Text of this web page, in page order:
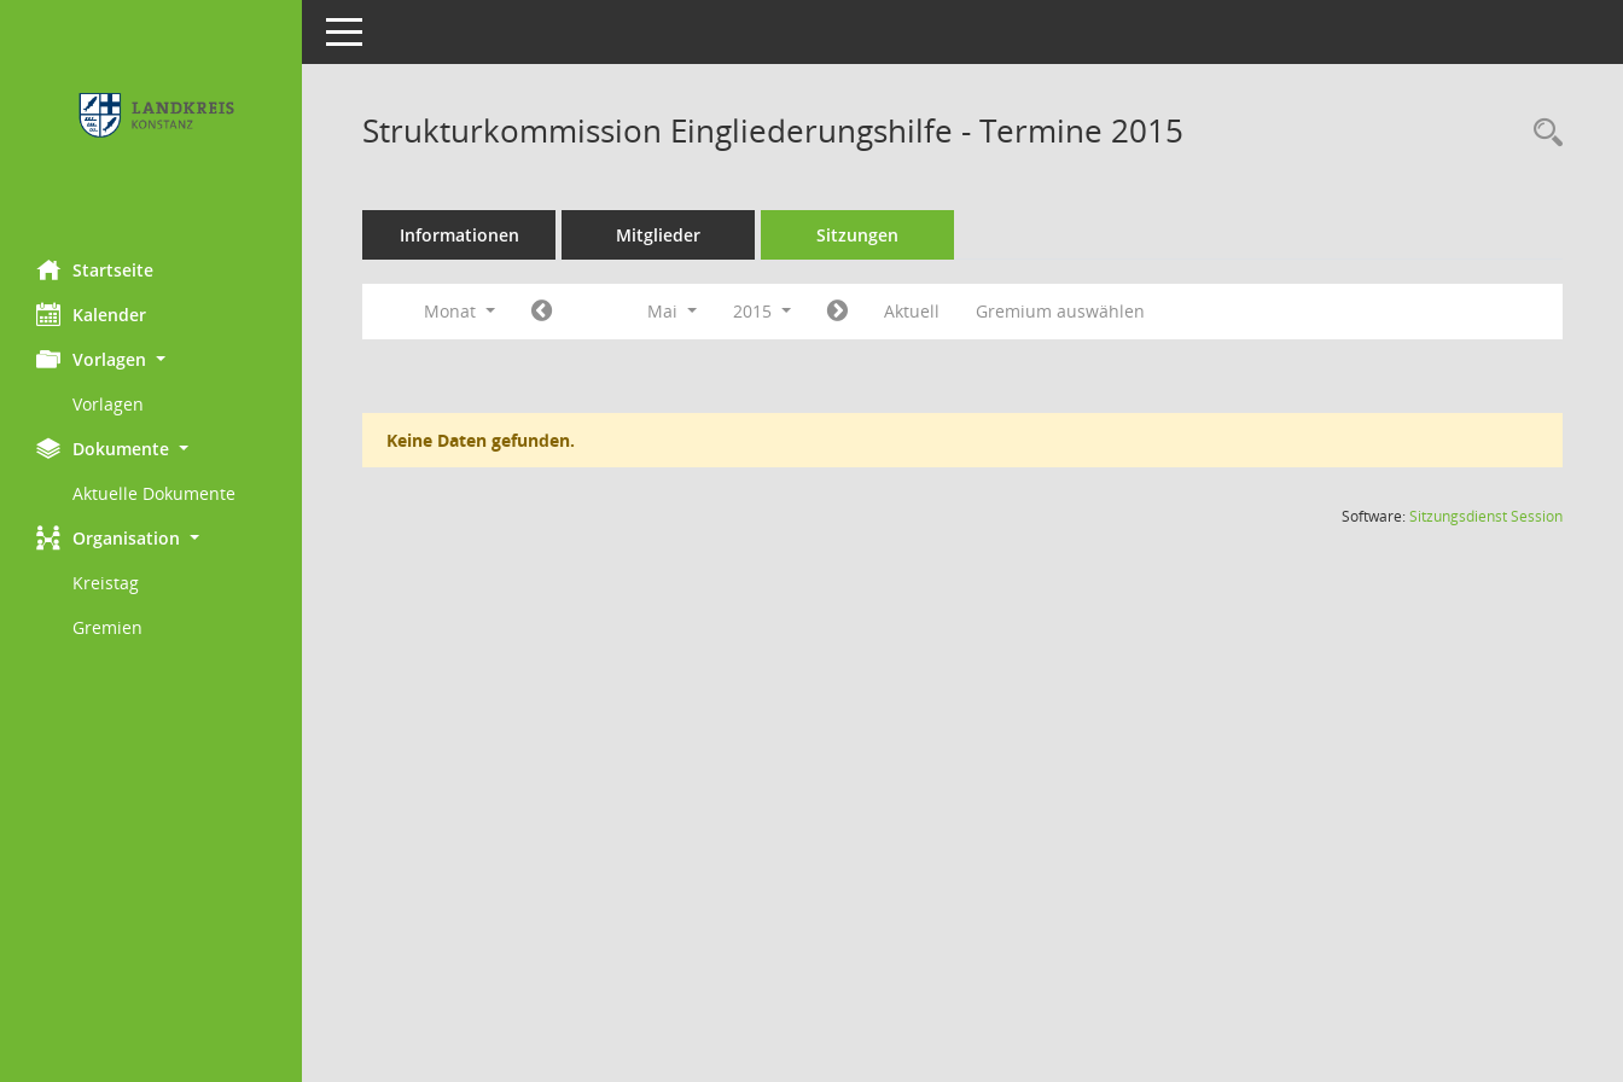
Startseite
Kalender
Vorlagen
Vorlagen
Dokumente
Aktuelle Dokumente
Organisation
Kreistag
Gremien
Toggle navigation
Strukturkommission Eingliederungshilfe - Termine 2015
Informationen Mitglieder Sitzungen
Monat Mai 2015 Aktuell Gremium auswählen
Keine Daten gefunden.
Software:SitzungsdienstSession(Wird in